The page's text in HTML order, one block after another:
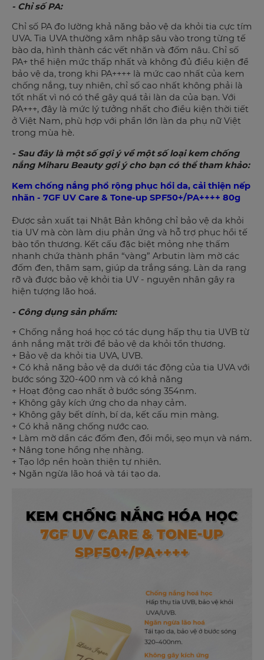
- Chỉ số PA:
Chỉ số PA đo lường khả năng bảo vệ da khỏi tia cực tím
UVA. Tia UVA thường xâm nhập sâu vào trong từng tế
bào da, hình thành các vết nhăn và đốm nâu. Chỉ số
PA+ thể hiện mức thấp nhất và không đủ điều kiện để
bảo vệ da, trong khi PA++++ là mức cao nhất của kem
chống nắng, tuy nhiên, chỉ số cao nhất không phải là
tốt nhất vì nó có thể gây quá tải làn da của bạn. Với
PA+++, đây là mức lý tưởng nhất cho điều kiện thời tiết
ở Việt Nam, phù hợp với phần lớn làn da phụ nữ Việt
trong mùa hè.
- Sau đây là một số gợi ý về một số loại kem chống
nắng Miharu Beauty gợi ý cho bạn có thể tham khảo:
Kem chống nắng phổ rộng phục hồi da, cải thiện nếp
nhăn - 7GF UV Care & Tone-up SPF50+/PA++++ 80g
Được sản xuất tại Nhật Bản không chỉ bảo vệ da khỏi
tia UV mà còn làm dịu phản ứng và hỗ trợ phục hồi tế
bào tổn thương. Kết cấu đặc biệt mỏng nhẹ thấm
nhanh chứa thành phần “vàng” Arbutin làm mờ các
đốm đen, thâm sạm, giúp da trắng sáng. Làn da rạng
rỡ và được bảo vệ khỏi tia UV - nguyên nhân gây ra
hiện tượng lão hoá.
- Công dụng sản phẩm:
+ Chống nắng hoá học có tác dụng hấp thụ tia UVB từ
ánh nắng mặt trời để bảo vệ da khỏi tổn thương.
+ Bảo vệ da khỏi tia UVA, UVB.
+ Có khả năng bảo vệ da dưới tác động của tia UVA với
bước sóng 320-400 nm và có khả năng
+ Hoạt động cao nhất ở bước sóng 354nm.
+ Không gây kích ứng cho da nhạy cảm.
+ Không gây bết dính, bí da, kết cấu mịn màng.
+ Có khả năng chống nước cao.
+ Làm mờ dần các đốm đen, đồi mồi, sẹo mụn và nám.
+ Nâng tone hồng nhẹ nhàng.
+ Tạo lớp nền hoàn thiện tự nhiên.
+ Ngăn ngừa lão hoá và tái tạo da.